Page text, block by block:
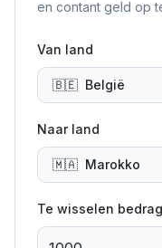
en contant geld op
Van land
🇧🇪 België
Naar land
🇲🇦 Marokko
Te wisselen bedrag